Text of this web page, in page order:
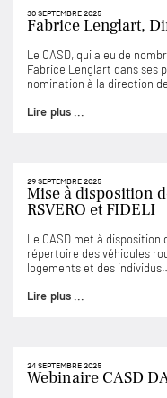
30 SEPTEMBRE 2025
Fabrice Lenglart,
Le CASD, qui a eu de
Fabrice Lenglart dans ses
nomination à la direction
Lire plus ...
29 SEPTEMBRE 2025
Mise à disposition
RSVERO et FIDELI
Le CASD met à
répertoire des véhicules
logements et des
Lire plus ...
24 SEPTEMBRE 2025
Webinaire CASD